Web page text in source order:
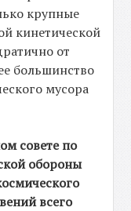
крупные
кинетической
от
большинство
мусора
совете по
обороны
всего